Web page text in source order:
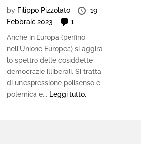
by Filippo Pizzolato
19
Febbraio 2023
1
Anche in Europa (perfino
nell’Unione Europea) si aggira
lo spettro delle cosiddette
democrazie illiberali. Si tratta
di un’espressione polisenso e
polemica e... Leggi tutto.